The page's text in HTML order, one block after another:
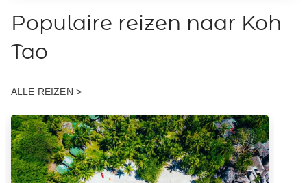
Populaire reizen naar Koh
Tao
ALLE REIZEN >